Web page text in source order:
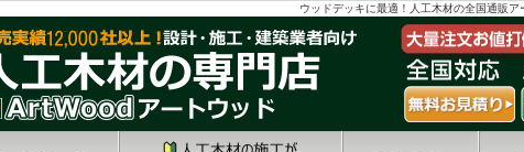
ウッドデッキに最適！人工木材の全国通販